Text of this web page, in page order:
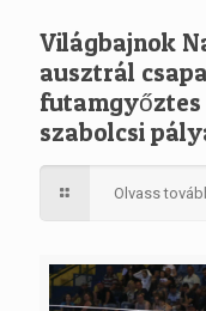
Világbajnok
ausztrál
futamgyőztes
szabolcsi
Olvass